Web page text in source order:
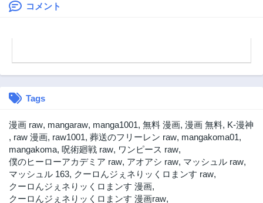
第82話
第76話
第74話
2年前
第73話
2年前
第72話
2年前
第71話
2年前
第70話 第69話
女の子が!～
コメント
Tags
漫画 raw, mangaraw, manga1001, 無料 漫画, 漫画 無料, K-漫神
, raw 漫画, raw1001, 葬送のフリーレン raw, mangakoma01,
mangakoma, 呪術廻戦 raw, ワンピース raw,
僕のヒーローアカデミア raw, アオアシ raw, マッシュル raw,
マッシュル 163, クーロんジぇネりッくロまンす raw,
クーロんジぇネりッくロまンす 漫画,
クーロんジぇネりッくロまンす 漫画raw,